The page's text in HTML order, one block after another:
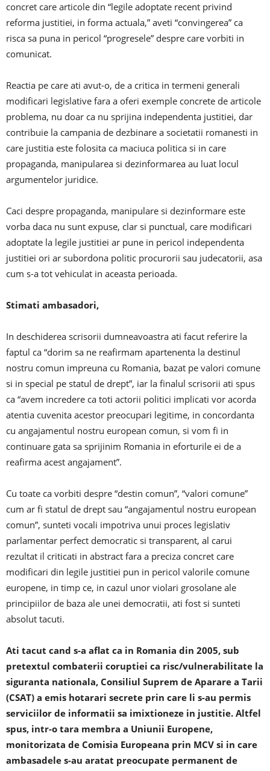
concret care articole din “legile adoptate recent privind
reforma justitiei, in forma actuala,” aveti “convingerea” ca
risca sa puna in pericol “progresele” despre care vorbiti in
comunicat.
Reactia pe care ati avut-o, de a critica in termeni generali
modificari legislative fara a oferi exemple concrete de articole
problema, nu doar ca nu sprijina independenta justitiei, dar
contribuie la campania de dezbinare a societatii romanesti in
care justitia este folosita ca maciuca politica si in care
propaganda, manipularea si dezinformarea au luat locul
argumentelor juridice.
Caci despre propaganda, manipulare si dezinformare este
vorba daca nu sunt expuse, clar si punctual, care modificari
adoptate la legile justitiei ar pune in pericol independenta
justitiei ori ar subordona politic procurorii sau judecatorii, asa
cum s-a tot vehiculat in aceasta perioada.
Stimati ambasadori,
In deschiderea scrisorii dumneavoastra ati facut referire la
faptul ca “dorim sa ne reafirmam apartenenta la destinul
nostru comun impreuna cu Romania, bazat pe valori comune
si in special pe statul de drept”, iar la finalul scrisorii ati spus
ca “avem incredere ca toti actorii politici implicati vor acorda
atentia cuvenita acestor preocupari legitime, in concordanta
cu angajamentul nostru european comun, si vom fi in
continuare gata sa sprijinim Romania in eforturile ei de a
reafirma acest angajament”.
Cu toate ca vorbiti despre “destin comun”, “valori comune”
cum ar fi statul de drept sau “angajamentul nostru european
comun”, sunteti vocali impotriva unui proces legislativ
parlamentar perfect democratic si transparent, al carui
rezultat il criticati in abstract fara a preciza concret care
modificari din legile justitiei pun in pericol valorile comune
europene, in timp ce, in cazul unor violari grosolane ale
principiilor de baza ale unei democratii, ati fost si sunteti
absolut tacuti.
Ati tacut cand s-a aflat ca in Romania din 2005, sub
pretextul combaterii coruptiei ca risc/vulnerabilitate la
siguranta nationala, Consiliul Suprem de Aparare a Tarii
(CSAT) a emis hotarari secrete prin care li s-au permis
serviciilor de informatii sa imixtioneze in justitie. Altfel
spus, intr-o tara membra a Uniunii Europene,
monitorizata de Comisia Europeana prin MCV si in care
ambasadele s-au aratat preocupate permanent de